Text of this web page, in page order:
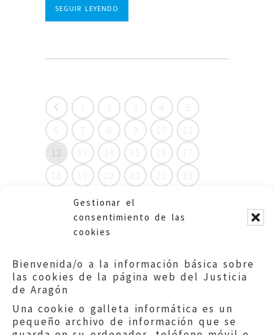
Gestionar el
consentimiento de las
cookies
Bienvenida/o a la información básica sobre
las cookies de la página web del Justicia
de Aragón
Una cookie o galleta informática es un
pequeño archivo de información que se
SEGUIR LEYENDO
1 2 3 4
5
7 8 10
11
12
13 14 15 16
17
18
19 20 21 22
23
25 26 27
31 32 33 34
35